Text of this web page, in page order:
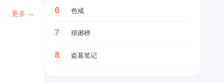
更多 → 6 色戒
7 琅琊榜
8 盗墓笔记